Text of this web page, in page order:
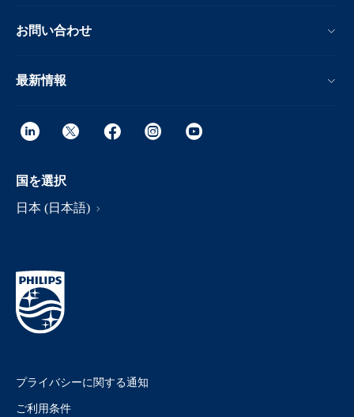
お問い合わせ
最新情報
国を選択
日本 (日本語)
プライバシーに関する通知
ご利用条件